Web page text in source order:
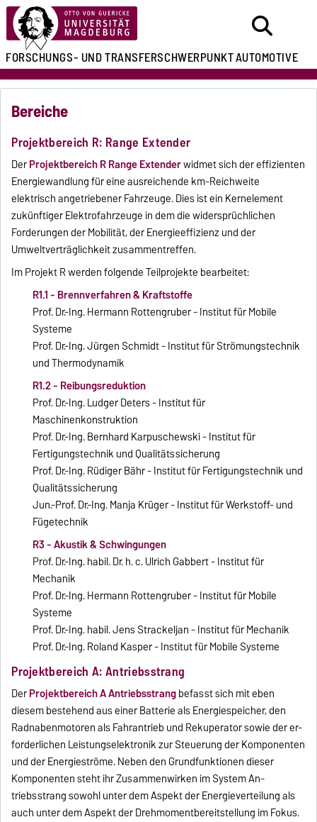
FORSCHUNGS- UNDTRANSFERSCHWERPUNKTAUTOMOTIVE
Bereiche
Projektbereich R: Range Extender
DerProjektbereich R Range Extenderwidmet sich der effizienten
Energiewandlung für eine ausreichende km-Reichweite
elektrisch angetriebener Fahrzeuge. Dies ist ein Kernelement
zukünftiger Elektrofahrzeuge in dem die widersprüchlichen
Forderungen der Mobilität, der Energieeffizienz und der
Umweltverträglichkeit zusammentreffen.
Im Projekt R werden folgende Teilprojekte bearbeitet:
R1.1 - Brennverfahren & Kraftstoffe
Prof. Dr.-Ing. Hermann Rottengruber - Institut für Mobile
Systeme
Prof. Dr.-Ing. Jürgen Schmidt - Institut für Strömungstechnik
und Thermodynamik
R1.2 - Reibungsreduktion
Prof. Dr.-Ing. Ludger Deters - Institut für
Maschinenkonstruktion
Prof. Dr.-Ing. Bernhard Karpuschewski - Institut für
Fertigungstechnik und Qualitätssicherung
Prof. Dr.-Ing. Rüdiger Bähr - Institut für Fertigungstechnik und
Qualitätssicherung
Jun.-Prof. Dr.-Ing. Manja Krüger - Institut für Werkstoff- und
Fügetechnik
R3 - Akustik & Schwingungen
Prof. Dr.-Ing. habil. Dr. h. c. Ulrich Gabbert - Institut für
Mechanik
Prof. Dr.-Ing. Hermann Rottengruber - Institut für Mobile
Systeme
Prof. Dr.-Ing. habil. Jens Strackeljan - Institut für Mechanik
Prof. Dr.-Ing. Roland Kasper - Institut für Mobile Systeme
Projektbereich A: Antriebsstrang
DerProjektbereich A Antriebsstrangbefasst sich mit eben
diesem bestehend aus einer Batterie als Energiespeicher, den
Radnabenmotoren als Fahrantrieb und Rekuperator sowie der er-
forderlichen Leistungselektronik zur Steuerung der Komponenten
und der Energieströme. Neben den Grundfunktionen dieser
Komponenten steht ihr Zusammenwirken im System An-
triebsstrang sowohl unter dem Aspekt der Energieverteilung als
auch unter dem Aspekt der Drehmomentbereitstellung im Fokus.